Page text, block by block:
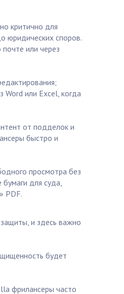
критично для
юридических споров.
или через
Word или Excel, когда
от подделок и
быстро и
просмотра без
для суда,
PDF.
и здесь важно
будет
фрилансеры часто